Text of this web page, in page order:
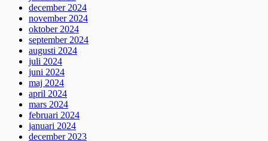
december 2024
november 2024
oktober 2024
september 2024
augusti 2024
juli 2024
juni 2024
maj 2024
april 2024
mars 2024
februari 2024
januari 2024
december 2023